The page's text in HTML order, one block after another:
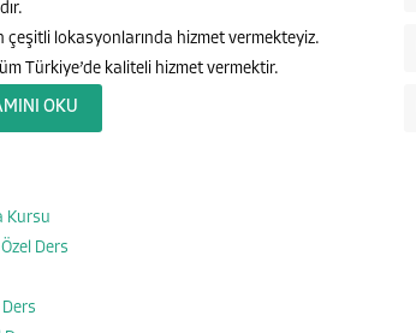
çeşitli lokasyonlarında hizmet vermekteyiz.
Türkiye’de kaliteli hizmet vermektir.
OKU
Kursu
Ders
Sepeti